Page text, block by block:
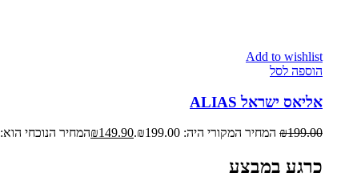
Add to wishlist
הוספה לסל
אליאס ישראל ALIAS
₪199.00 המחיר המקורי היה: ₪199.00. ₪149.90 המחיר הנוכחי הוא: ₪149.90.
כרגע במבצע